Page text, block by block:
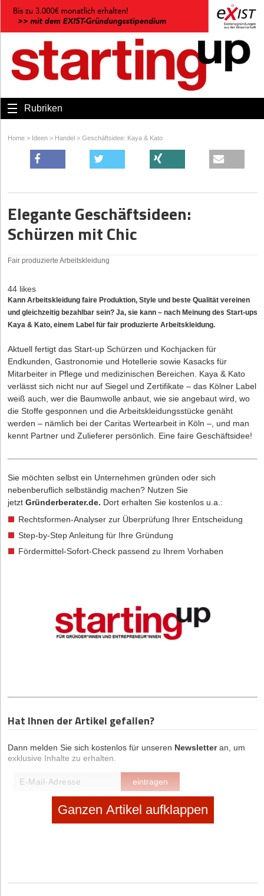
Rubriken
Home > Ideen > Handel > Geschäftsidee: Kaya & Kato
Elegante Geschäftsideen:
Schürzen mit Chic
Fair produzierte Arbeitskleidung
44 likes
Kann Arbeitskleidung faire Produktion, Style und beste Qualität vereinen
und gleichzeitig bezahlbar sein? Ja, sie kann – nach Meinung des Start-ups
Kaya & Kato, einem Label für fair produzierte Arbeitskleidung.
Aktuell fertigt das Start-up Schürzen und Kochjacken für
Endkunden, Gas­tronomie und Hotellerie sowie Kasacks für
Mitarbeiter in Pflege und medizinischen Bereichen. Kaya & Kato
verlässt sich nicht nur auf Siegel und Zertifikate – das Kölner Label
weiß auch, wer die Baumwolle anbaut, wie sie angebaut wird, wo
die Stoffe gesponnen und die Arbeitskleidungsstücke genäht
werden – nämlich bei der Caritas Wertearbeit in Köln –, und man
kennt Partner und Zulieferer persönlich. Eine faire Geschäftsidee!
Sie möchten selbst ein Unternehmen gründen oder sich
nebenberuflich selbständig machen? Nutzen Sie
jetzt Gründerberater.de. Dort erhalten Sie kostenlos u.a.:
Rechtsformen-Analyser zur Überprüfung Ihrer Entscheidung
Step-by-Step Anleitung für Ihre Gründung
Fördermittel-Sofort-Check passend zu Ihrem Vorhaben
Hat Ihnen der Artikel gefallen?
Dann melden Sie sich kostenlos für unseren Newsletteran, um
exklusive Inhalte zu erhalten.
eintragen
Ganzen Artikel aufklappen